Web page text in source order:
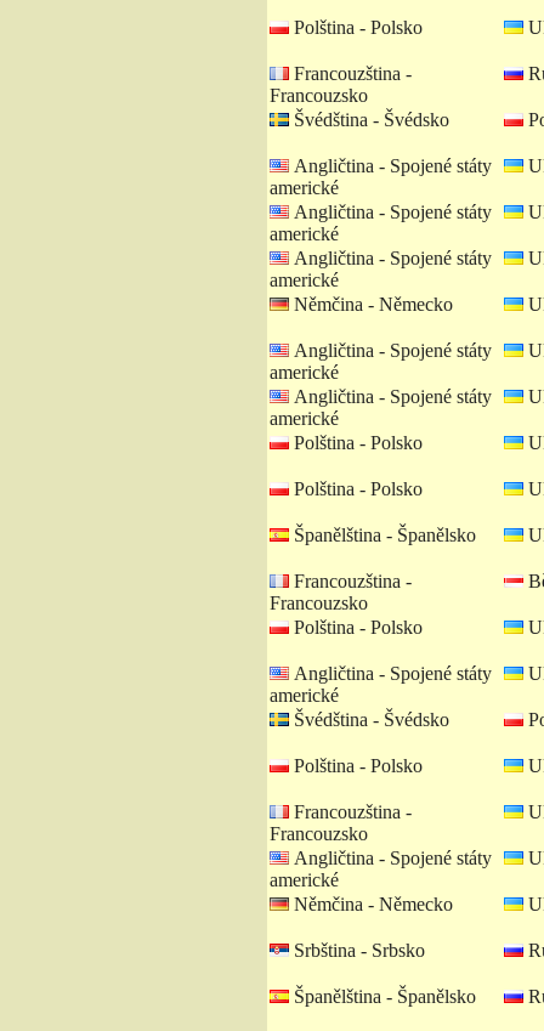
Polština - Polsko
Francouzština -
Francouzsko
Švédština - Švédsko
Angličtina - Spojené státy
americké
Angličtina - Spojené státy
americké
Angličtina - Spojené státy
americké
Němčina - Německo
Angličtina - Spojené státy
americké
Angličtina - Spojené státy
americké
Polština - Polsko
Polština - Polsko
Španělština - Španělsko
Francouzština -
Francouzsko
Polština - Polsko
Angličtina - Spojené státy
americké
Švédština - Švédsko
Polština - Polsko
Francouzština -
Francouzsko
Angličtina - Spojené státy
americké
Němčina - Německo
Srbština - Srbsko
Španělština - Španělsko